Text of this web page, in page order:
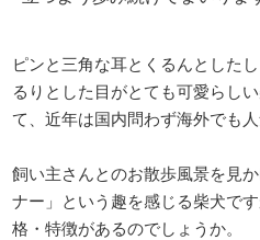
ピンと三角な耳とくるんとした
るりとした目がとても可愛らし
て、近年は国内問わず海外でも人
飼い主さんとのお散歩風景を見
ナー」という趣を感じる柴犬で
格・特徴があるのでしょうか。